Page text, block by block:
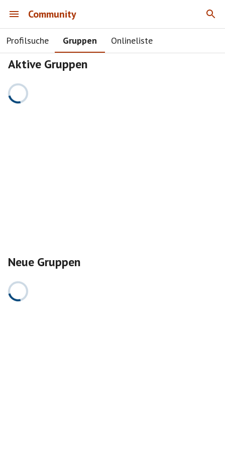
Community
Profilsuche Gruppen Onlineliste
Aktive Gruppen
Neue Gruppen